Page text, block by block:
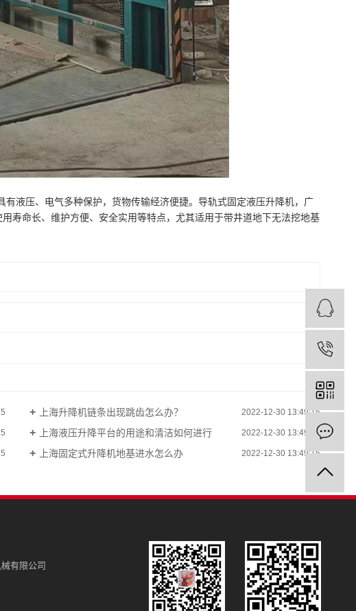
液压、电气多种保护，货物传输经济便捷。导轨式固定液压升降机，广
寿命长、维护方便、安全实用等特点，尤其适用于带井道地下无法挖地基
上海升降机链条出现跳齿怎么办？ 2022-12-30 13:49:15
上海液压升降平台的用途和清洁如何进行 2022-12-30 13:49:15
上海固定式升降机地基进水怎么办 2022-12-30 13:49:15
有限公司